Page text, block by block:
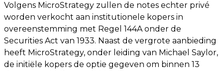
Volgens MicroStrategy zullen de notes echter privé
worden verkocht aan institutionele kopers in
overeenstemming met Regel 144A onder de
Securities Act van 1933. Naast de vergrote aanbieding
heeft MicroStrategy, onder leiding van Michael Saylor,
de initiële kopers de optie gegeven om binnen 13